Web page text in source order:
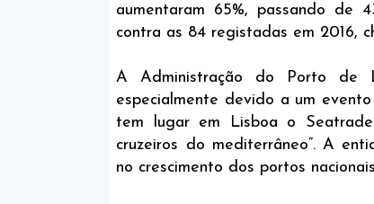
aumentaram 65%, passando de
contra as 84 registadas em 2016,
A Administração do Porto de
especialmente devido a um
tem lugar em Lisboa o
cruzeiros do mediterrâneo”. A
no crescimento dos portos